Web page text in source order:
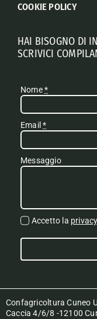
COOKIE POLICY
HAI BISOGNO DI
SCRIVICI
Nome*
Email*
Messaggio
Accetto la
Confagricoltura Cuneo
Caccia 4/6/8 -12100